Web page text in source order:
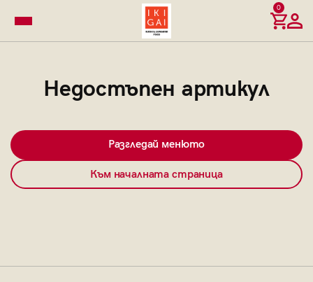
0
Недостъпен артикул
Разгледай менюто
Към началната страница